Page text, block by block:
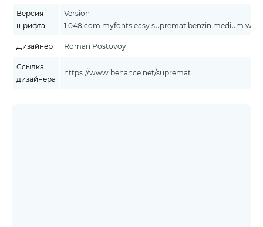
Версия
шрифта
Version
Дизайнер Roman Postovoy
Ссылка
дизайнера
https://www.behance.net/supremat